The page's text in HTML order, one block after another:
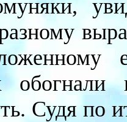
обогнали
Судя по